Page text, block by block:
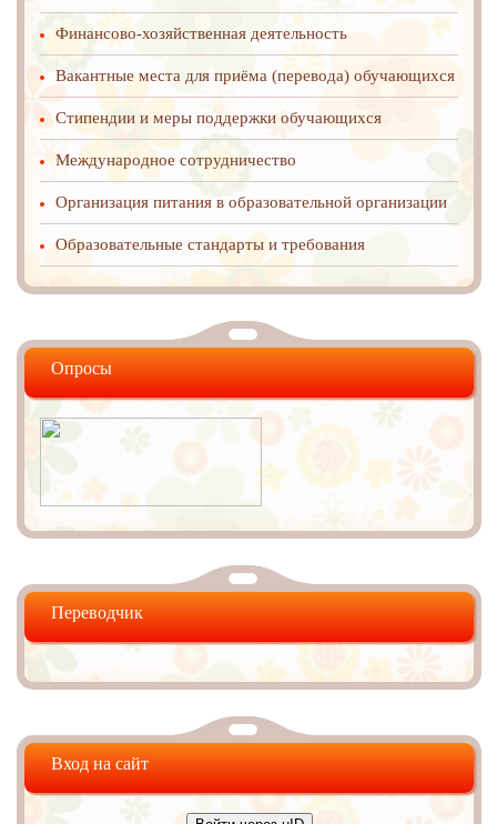
Финансово-хозяйственная деятельность
Вакантные места для приёма (перевода) обучающихся
Стипендии и меры поддержки обучающихся
Международное cотрудничество
Организация питания в образовательной организации
Образовательные стандарты и требования
Опросы
Переводчик
Вход на сайт